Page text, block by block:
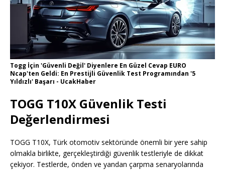
Togg İçin 'Güvenli Değil' Diyenlere En Güzel Cevap EURO
Ncap'ten Geldi: En Prestijli Güvenlik Test Programından '5
Yıldızlı' Başarı - UcakHaber
TOGG T10X Güvenlik Testi
Değerlendirmesi
TOGG T10X, Türk otomotiv sektöründe önemli bir yere sahip
olmakla birlikte, gerçekleştirdiği güvenlik testleriyle de dikkat
çekiyor. Testlerde, önden ve yandan çarpma senaryolarında